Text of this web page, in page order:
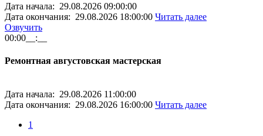
Дата начала: 29.08.2026 09:00:00
Дата окончания: 29.08.2026 18:00:00 Читать далее
Озвучить
00:00 __:__
Ремонтная августовская мастерская
Дата начала: 29.08.2026 11:00:00
Дата окончания: 29.08.2026 16:00:00 Читать далее
1